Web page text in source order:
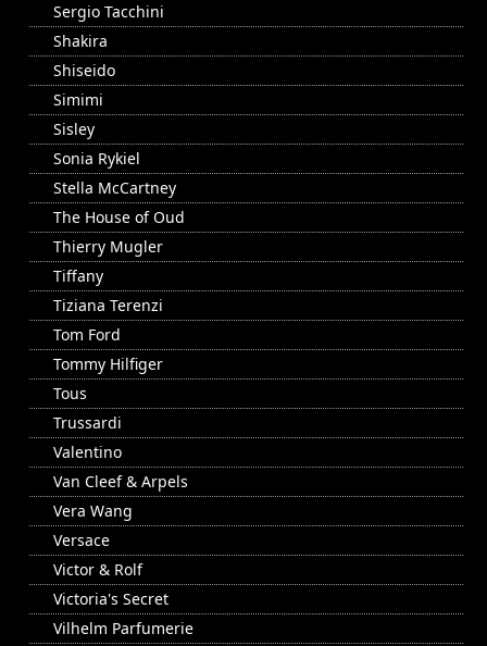
Sergio Tacchini
Shakira
Shiseido
Simimi
Sisley
Sonia Rykiel
Stella McCartney
The House of Oud
Thierry Mugler
Tiffany
Tiziana Terenzi
Tom Ford
Tommy Hilfiger
Tous
Trussardi
Valentino
Van Cleef & Arpels
Vera Wang
Versace
Victor & Rolf
Victoria's Secret
Vilhelm Parfumerie